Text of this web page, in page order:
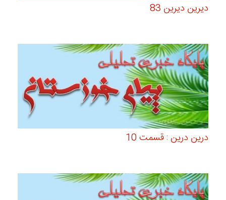
دیرین دیرین 83
درین درین : قسمت 10